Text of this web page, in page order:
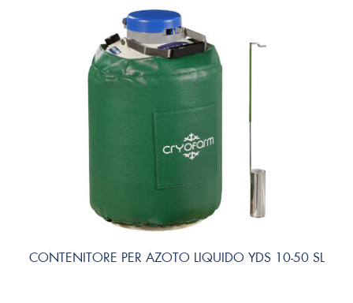
CONTENITORE PER AZOTO LIQUIDO YDS 10-50 SL